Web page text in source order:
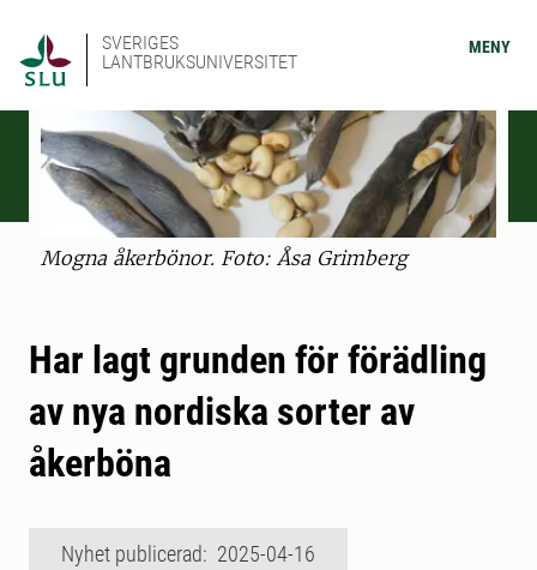
SVERIGES
LANTBRUKSUNIVERSITET
MENY
Mogna åkerbönor. Foto: Åsa Grimberg
Har lagt grunden för förädling
av nya nordiska sorter av
åkerböna
Nyhet publicerad: 2025-04-16